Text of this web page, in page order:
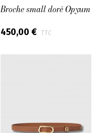
Broche small doré Opyum
450,00 € TTC